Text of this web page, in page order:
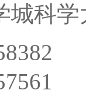
城科